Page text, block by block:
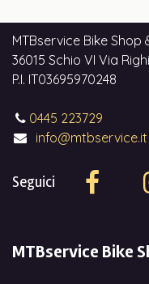
MTBservice Bike
36015 Schio VI Via
P.I. IT03695970248
0445 223729
info@mtbservice.it
Seguici
MTBservice Bike